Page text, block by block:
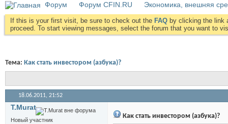
Форум Форум CFIN.RU Экономика, внешняя
If this is your first visit, be sure to check out the FAQ by clicking the link
proceed. To start viewing messages, select the forum that you want to
Тема: Как стать инвестором (азбука)?
18.06.2011, 21:52
T.Murat
Новый участник
Как стать инвестором (азбука)?